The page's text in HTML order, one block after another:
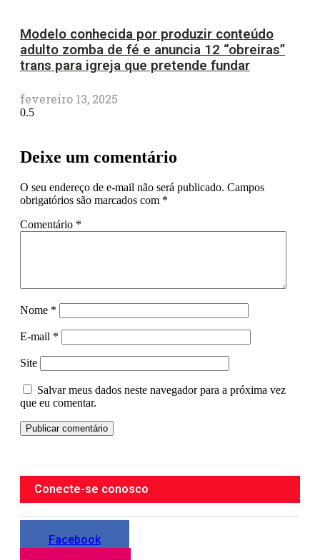
Modelo conhecida por produzir conteúdo
adulto zomba de fé e anuncia 12 “obreiras”
trans para igreja que pretende fundar
fevereiro 13, 2025
Deixe um comentário
O seu endereço de e-mail não será publicado. Campos
obrigatórios são marcados com *
Comentário *
Nome *
E-mail *
Site
Salvar meus dados neste navegador para a próxima vez
que eu comentar.
Conecte-se conosco
Facebook